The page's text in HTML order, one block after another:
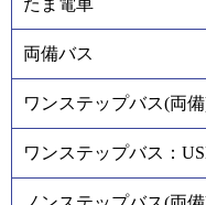
たま電車
両備バス
ワンステップバス(両
ワンステップバス：